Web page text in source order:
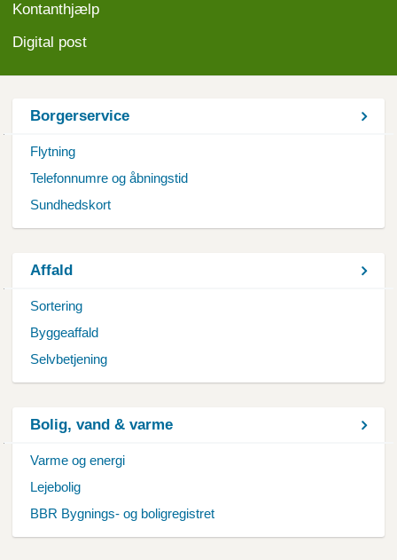
Kontanthjælp
Digital post
Borgerservice
Flytning
Telefonnumre og åbningstid
Sundhedskort
Affald
Sortering
Byggeaffald
Selvbetjening
Bolig, vand & varme
Varme og energi
Lejebolig
BBR Bygnings- og boligregistret